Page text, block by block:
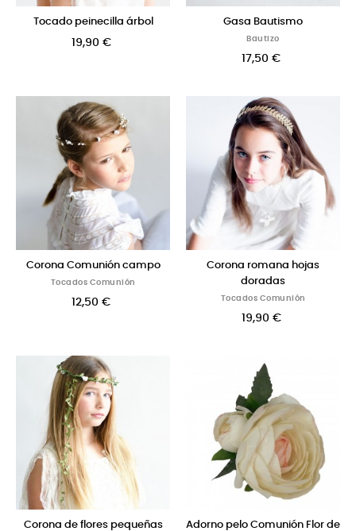
Tocado peinecilla árbol
19,90 €
Gasa Bautismo
Bautizo
17,50 €
Corona Comunión campo
Tocados Comunión
12,50 €
Corona romana hojas
doradas
Tocados Comunión
19,90 €
Corona de flores pequeñas Adorno pelo Comunión Flor de